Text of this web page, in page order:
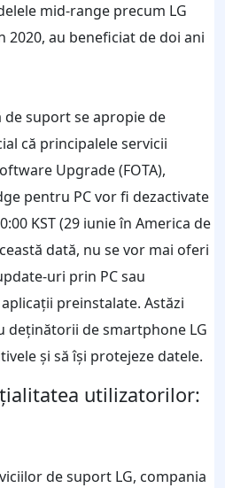
mid-range precum LG
2020, au beneficiat de doi ani
de suport se apropie de
că principalele servicii
Upgrade (FOTA),
pentru PC vor fi dezactivate
KST (29 iunie în America de
dată, nu se vor mai oferi
uri prin PC sau
preinstalate. Astăzi
deținătorii de smartphone LG
și să își protejeze datele.
utilizatorilor:
de suport LG, compania